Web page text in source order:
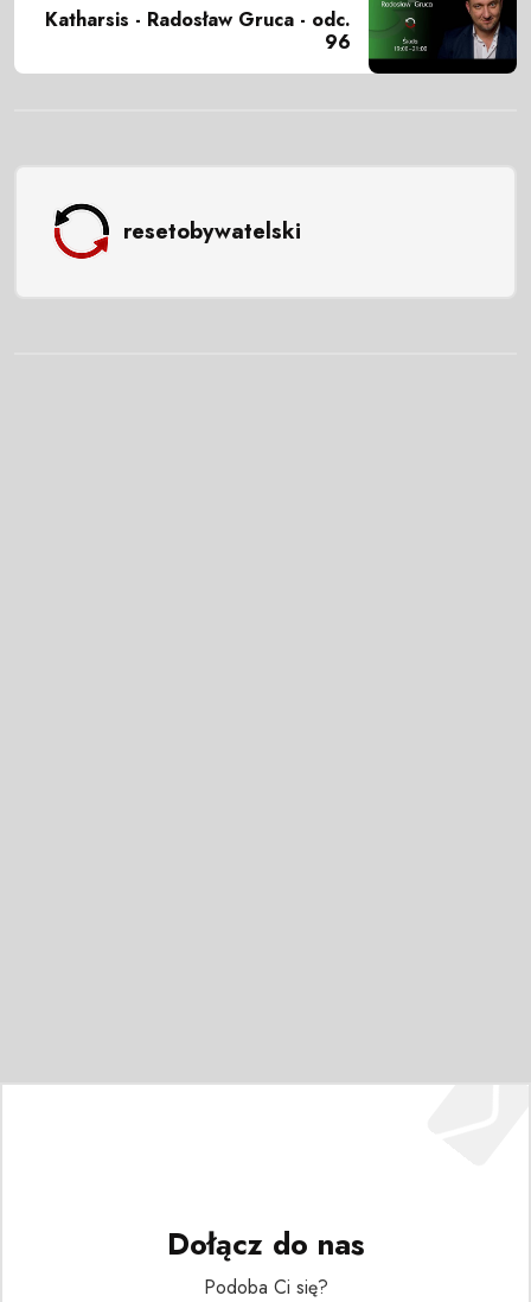
Katharsis - Radosław Gruca - odc.
96
resetobywatelski
Dołącz do nas
Podoba Ci się?